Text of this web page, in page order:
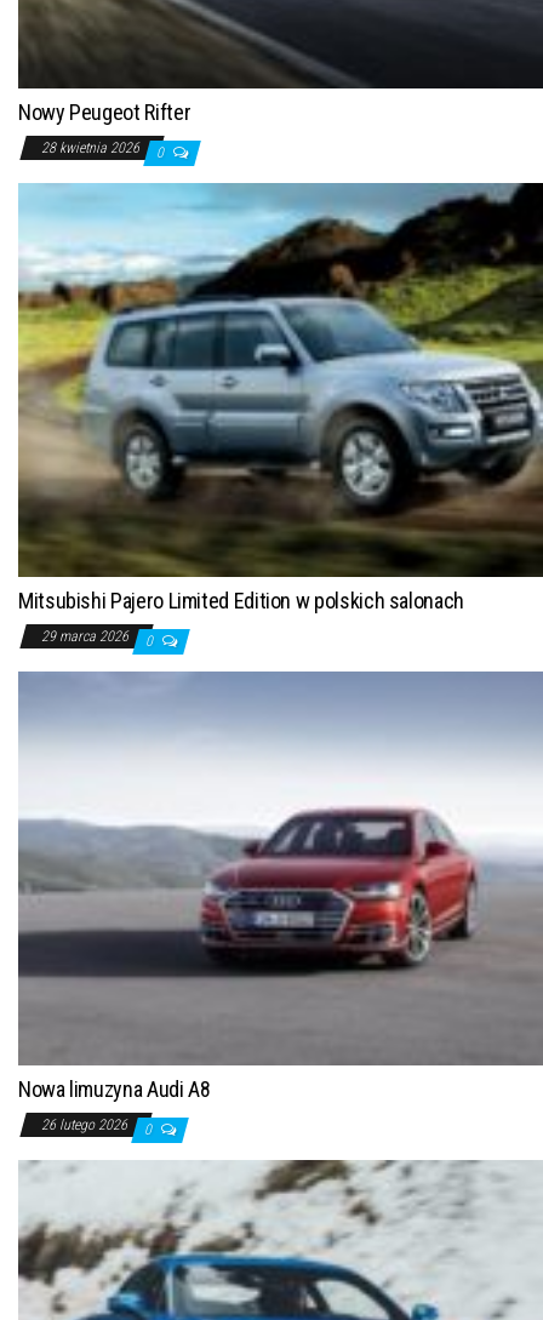
Nowy Peugeot Rifter
28 kwietnia 2026 0
Mitsubishi Pajero Limited Edition w polskich salonach
29 marca 2026 0
Nowa limuzyna Audi A8
26 lutego 2026 0